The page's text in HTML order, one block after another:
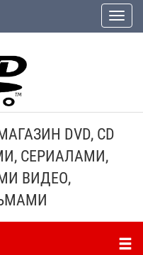
Toggle
DVD, CD
СЕРИАЛАМИ,
ВИДЕО,